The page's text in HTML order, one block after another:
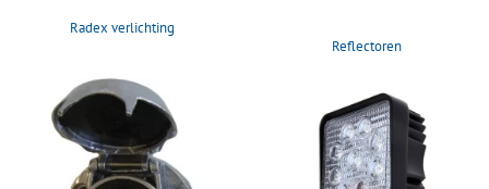
Radex verlichting
Reflectoren